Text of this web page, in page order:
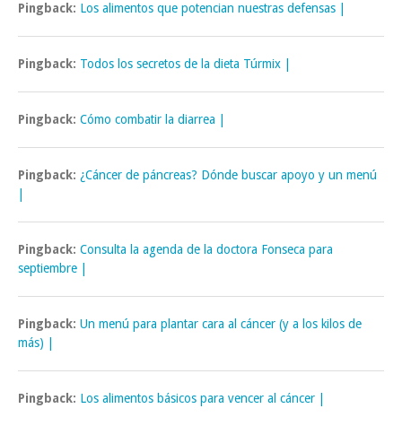
Pingback: Los alimentos que potencian nuestras defensas |
Pingback: Todos los secretos de la dieta Túrmix |
Pingback: Cómo combatir la diarrea |
Pingback: ¿Cáncer de páncreas? Dónde buscar apoyo y un menú
Pingback: Consulta la agenda de la doctora Fonseca para
septiembre |
Pingback: Un menú para plantar cara al cáncer (y a los kilos de
más) |
Pingback: Los alimentos básicos para vencer al cáncer |